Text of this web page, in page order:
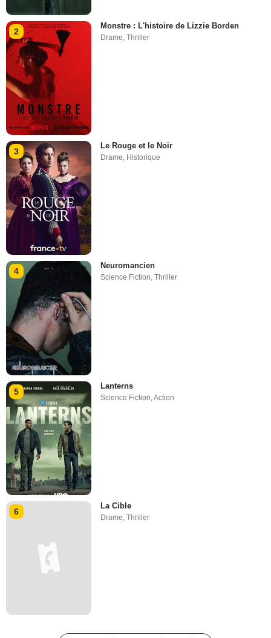
2
Monstre : L'histoire de Lizzie Borden
Drame ,Thriller
3
Le Rouge et le Noir
Drame, Historique
4
Neuromancien
Science Fiction,Thriller
5
Lanterns
Science Fiction ,Action
6
La Cible
Drame,Thriller